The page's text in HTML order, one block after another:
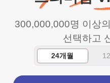
wanted to say
and keep up
work.
300,000,000명 이상
선택하고
24개월